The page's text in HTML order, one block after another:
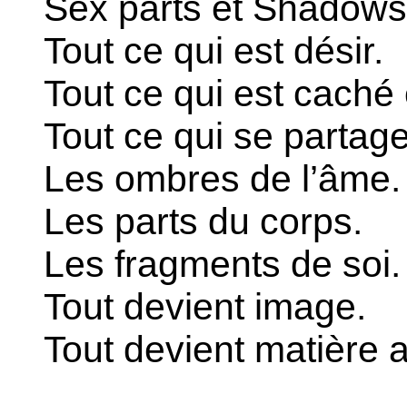
Sex parts et
Tout ce qui est désir.
Tout ce qui est
Tout ce qui se
Les ombres de l’âme.
Les parts du corps.
Les fragments de soi.
Tout devient image.
Tout devient matière